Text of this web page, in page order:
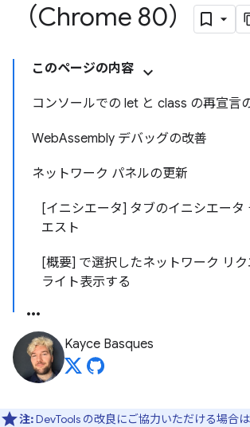
（Chrome 80）
このページの内容
コンソールでの let と class の再宣言
WebAssembly デバッグの改善
ネットワーク パネルの更新
[イニシエータ] タブのイニシエータ
エスト
[概要] で選択したネットワーク リ
ライト表示する
Kayce Basques
注:DevTools の改良にご協力いただける場合は